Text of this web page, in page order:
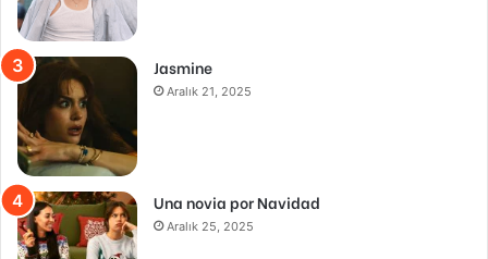
Jasmine
Aralık 21, 2025
Una novia por Navidad
Aralık 25, 2025